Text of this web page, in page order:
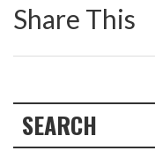
Share This
SEARCH